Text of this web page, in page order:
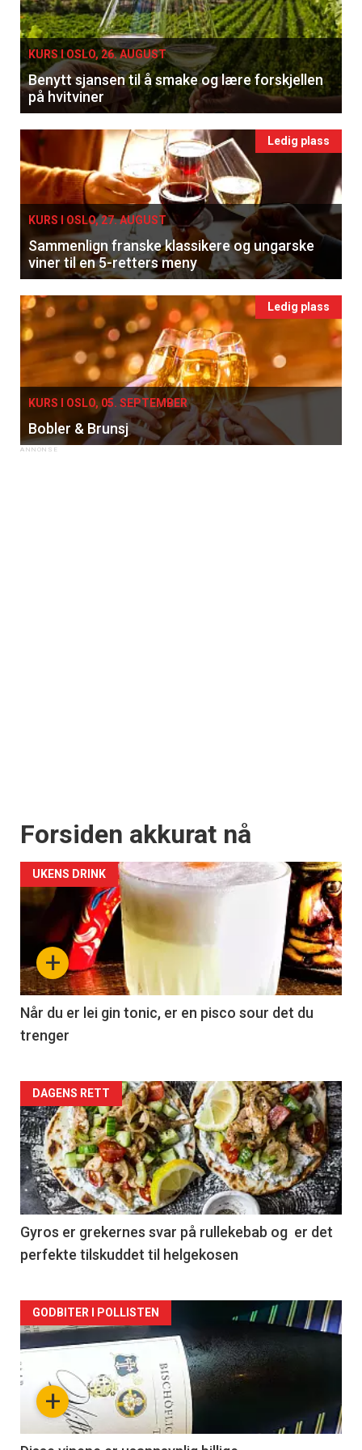
KURS I OSLO, 26. AUGUST
Benytt sjansen til å smake og lære forskjellen
på hvitviner
Ledig plass
KURS I OSLO, 27. AUGUST
Sammenlign franske klassikere og ungarske
viner til en 5-retters meny
Ledig plass
KURS I OSLO, 05. SEPTEMBER
Bobler & Brunsj
Forsiden akkurat nå
+
UKENS DRINK
Når du er lei gin tonic, er en pisco sour det du
trenger
Forsiden
akkurat
nå
-
2
DAGENS RETT
Gyros er grekernes svar på rullekebab og er det
perfekte tilskuddet til helgekosen
Forsiden
akkurat
nå+
GODBITER I POLLISTEN